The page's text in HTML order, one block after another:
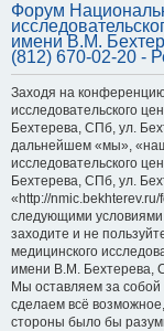
Форум
имени В.М.
(812) 670-02-20 -
Заходя на
исследовательского
Бехтерева, СПб, ул.
дальнейшем «мы»,
исследовательского
Бехтерева, СПб, ул.
«http://
следующими
заходите и не
медицинского
имени В.М. Бехтерева,
Мы оставляем за
сделаем всё
стороны было бы